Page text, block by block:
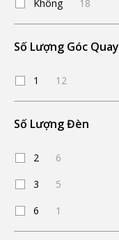
Không 18
Số Lượng Góc Quay
1 12
Số Lượng Đèn
2
6
3
5
6
1